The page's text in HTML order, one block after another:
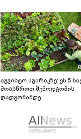
აგვისტო აგარაკზე: ეს 5
მოასწროთ შემოდგომის
დადგომამდე